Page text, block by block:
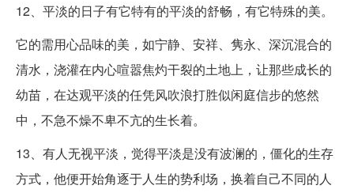
12、平淡的日子有它特有的平淡的舒畅，有它特殊的美。
它的需用心品味的美，如宁静、安祥、隽永、深沉混合的
清水，浇灌在内心喧嚣焦灼干裂的土地上，让那些成长的
幼苗，在达观平淡的任凭风吹浪打胜似闲庭信步的悠然
中，不急不燥不卑不亢的生长着。
13、有人无视平淡，觉得平淡是没有波澜的，僵化的生存
方式，他便开始角逐于人生的势利场，换着自己不同的人